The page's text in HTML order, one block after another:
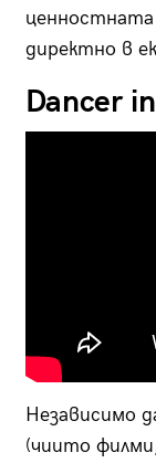
ценностната
директно в
Dancer
Независимо
(чиито